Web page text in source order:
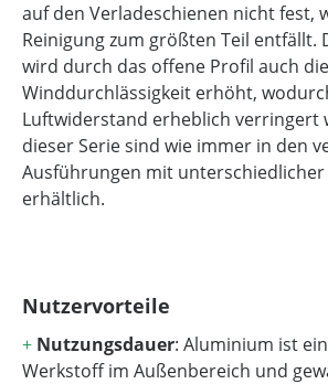
auf den Verladeschienen nicht fest,
Reinigung zum größten Teil entfällt.
wird durch das offene Profil auch die
Winddurchlässigkeit erhöht,
Luftwiderstand erheblich verringert
dieser Serie sind wie immer in den
Ausführungen mit
erhältlich.
Nutzervorteile
+ Nutzungsdauer: Aluminium ist
Werkstoff im Außenbereich und